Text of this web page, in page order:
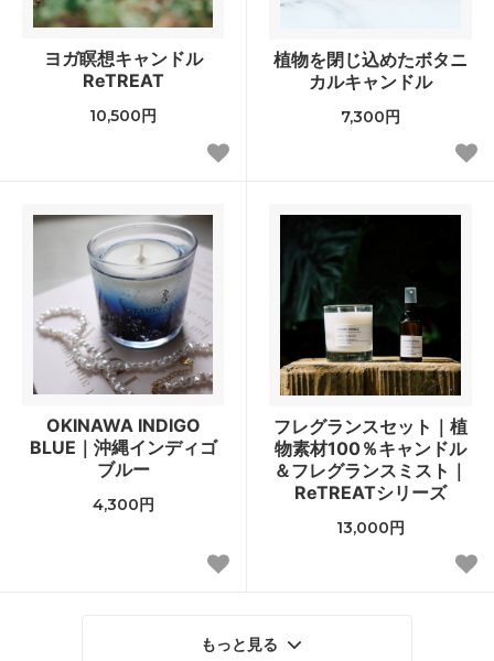
ヨガ瞑想キャンドル
ReTREAT
10,500円
植物を閉じ込めたボタニ
カルキャンドル
7,300円
OKINAWA INDIGO
BLUE｜沖縄インディゴ
ブルー
4,300円
フレグランスセット｜植
物素材100％キャンドル
＆フレグランスミスト｜
ReTREATシリーズ
13,000円
もっと見る